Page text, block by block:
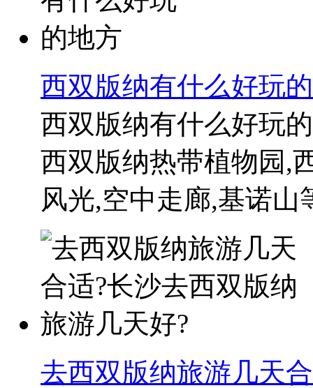
西双版纳有什么好玩
西双版纳有什么好玩
西双版纳热带植物园,
风光,空中走廊,基诺山
去西双版纳旅游几天